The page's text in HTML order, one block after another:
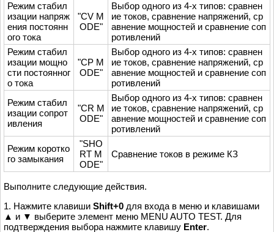
Режим стабил
изации напряж
ения постоянн
ого тока
"CV M
ODE"
Выбор одного из 4-х типов: сравнен
ие токов, сравнение напряжений, ср
авнение мощностей и сравнение соп
ротивлений
Режим стабил
изации мощно
сти постоянног
о тока
"CP M
ODE"
Выбор одного из 4-х типов: сравнен
ие токов, сравнение напряжений, ср
авнение мощностей и сравнение соп
ротивлений
Режим стабил
изации сопрот
ивления
"CR M
ODE"
Выбор одного из 4-х типов: сравнен
ие токов, сравнение напряжений, ср
авнение мощностей и сравнение соп
ротивлений
Режим коротко
го замыкания
"SHO
RT M
ODE"
Сравнение токов в режиме КЗ
Выполните следующие действия.
1. Нажмите клавиши Shift+0 для входа в меню и клавишами
▲ и ▼ выберите элемент меню MENU AUTO TEST. Для
подтверждения выбора нажмите клавишу Enter.